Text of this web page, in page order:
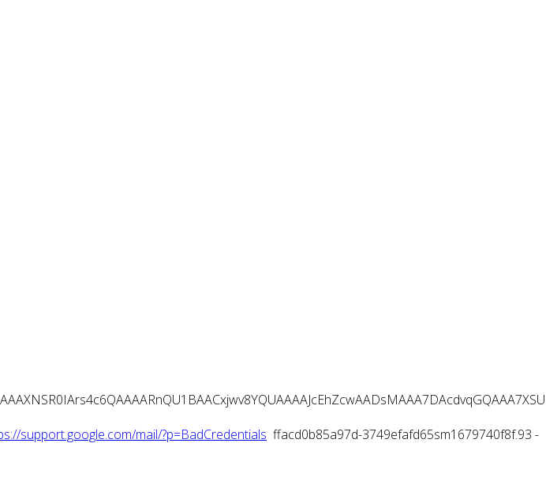
support.google.com/mail/?p=BadCredentials ffacd0b85a97d-3749efafd65sm1679740f8f.93 -